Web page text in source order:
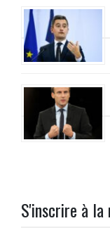
S'inscrire à